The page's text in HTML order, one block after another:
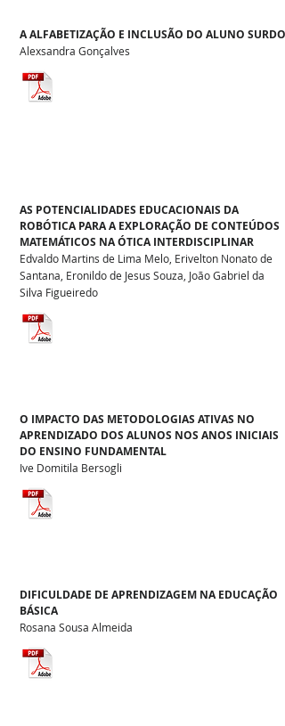
Alexsandra Gonçalves
A ALFABETIZAÇÃO E INCLUSÃO DO ALUNO SURDO
Edvaldo Martins de Lima Melo, Erivelton Nonato de
Santana, Eronildo de Jesus Souza, João Gabriel da
Silva Figueiredo
AS POTENCIALIDADES EDUCACIONAIS DA
ROBÓTICA PARA A EXPLORAÇÃO DE CONTEÚDOS
MATEMÁTICOS NA ÓTICA INTERDISCIPLINAR
Ive Domitila Bersogli
O IMPACTO DAS METODOLOGIAS ATIVAS NO
APRENDIZADO DOS ALUNOS NOS ANOS INICIAIS
DO ENSINO FUNDAMENTAL
Rosana Sousa Almeida
DIFICULDADE DE APRENDIZAGEM NA EDUCAÇÃO
BÁSICA